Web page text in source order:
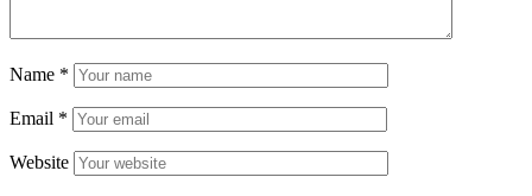
Name *
Email *
Website